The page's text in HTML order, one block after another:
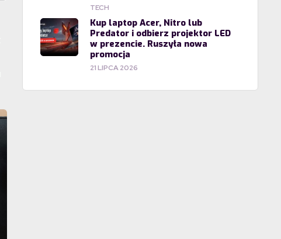
TECH
Kup laptop Acer, Nitro lub
Predator i odbierz projektor LED
w prezencie. Ruszyła nowa
promocja
21 LIPCA 2026